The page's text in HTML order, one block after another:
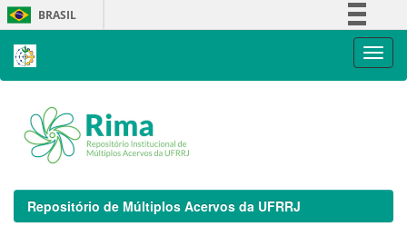
Skip
navigation
BRASIL
Repositório de Múltiplos Acervos da UFRRJ